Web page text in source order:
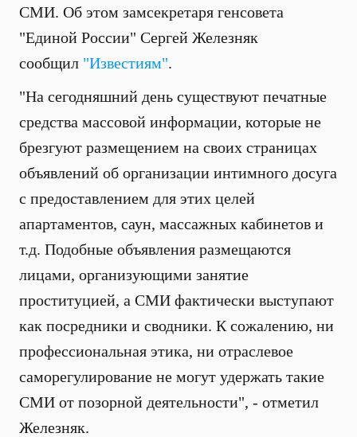
СМИ. Об этом замсекретаря генсовета
"Единой России" Сергей Железняк
сообщил "Известиям".
"На сегодняшний день существуют печатные
средства массовой информации, которые не
брезгуют размещением на своих страницах
объявлений об организации интимного досуга
с предоставлением для этих целей
апартаментов, саун, массажных кабинетов и
т.д. Подобные объявления размещаются
лицами, организующими занятие
проституцией, а СМИ фактически выступают
как посредники и сводники. К сожалению, ни
профессиональная этика, ни отраслевое
саморегулирование не могут удержать такие
СМИ от позорной деятельности", - отметил
Железняк.